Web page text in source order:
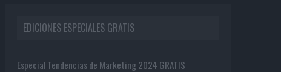
EDICIONES ESPECIALES GRATIS
Especial Tendencias de Marketing 2024 GRATIS